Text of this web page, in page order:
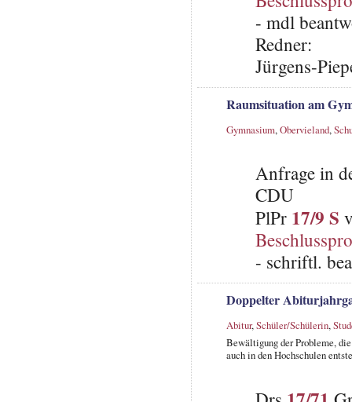
- mdl
Redner:
Jürgens-
Raumsituation am
Gymnasium,Obervieland,
Anfrage in
CDU
PlPr 17/9 S
- schriftl.
Doppelter
Abitur,Schüler/Schülerin,
Bewältigung der Probleme,
auch in den Hochschulen